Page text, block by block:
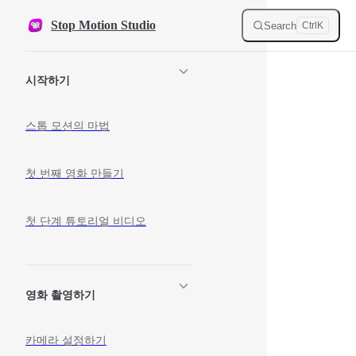
Skip to content
Stop Motion Studio Search Ctrl K
시작하기
스톱 모션의 마법
첫 번째 영화 만들기
첫 단계 튜토리얼 비디오
영화 촬영하기
카메라 설정하기